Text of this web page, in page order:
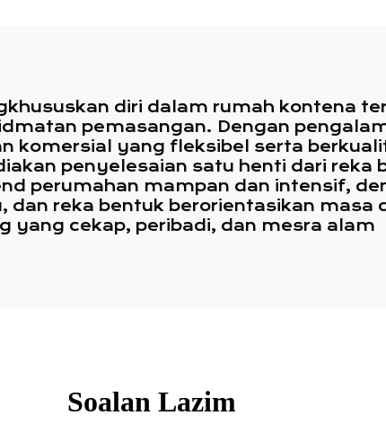
diri dalam rumah kontena
pemasangan. Dengan
komersial yang fleksibel serta
penyelesaian satu henti dari reka
perumahan mampan dan intensif,
dan reka bentuk berorientasikan
yang cekap, peribadi, dan mesra alam
Soalan Lazim